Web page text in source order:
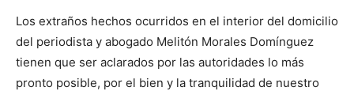
Los extraños hechos ocurridos en el interior del domicilio
del periodista y abogado Melitón Morales Domínguez
tienen que ser aclarados por las autoridades lo más
pronto posible, por el bien y la tranquilidad de nuestro